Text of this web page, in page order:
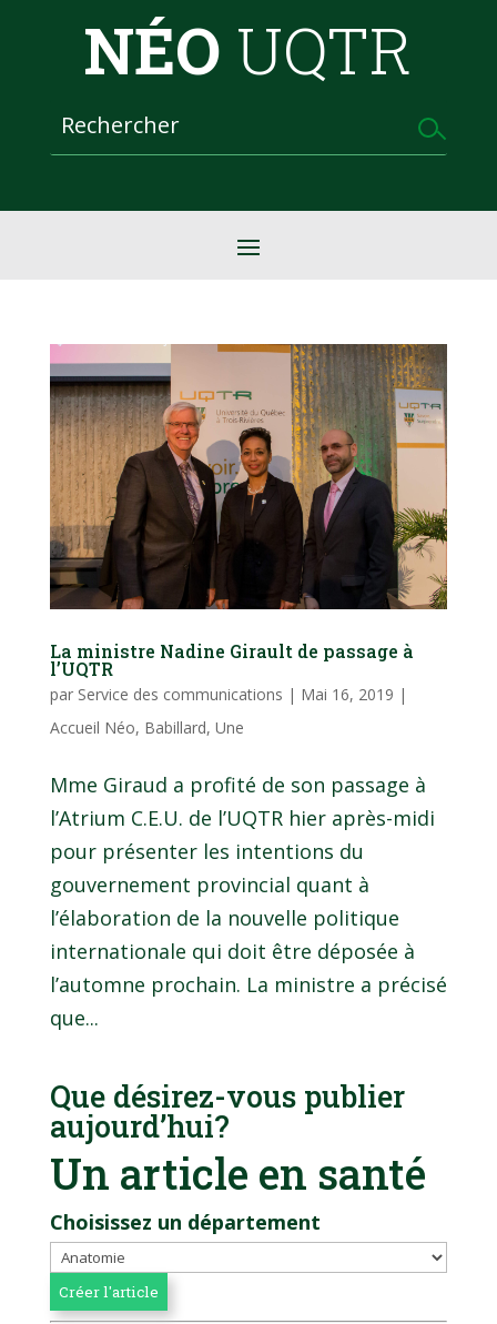
NÉO UQTR
La ministre Nadine Girault de passage à
l’UQTR
par Service des communications | Mai 16, 2019 |
Accueil Néo, Babillard, Une
Mme Giraud a profité de son passage à
l’Atrium C.E.U. de l’UQTR hier après-midi
pour présenter les intentions du
gouvernement provincial quant à
l’élaboration de la nouvelle politique
internationale qui doit être déposée à
l’automne prochain. La ministre a précisé
que...
Que désirez-vous publier
aujourd’hui?
Un article en santé
Choisissez un département